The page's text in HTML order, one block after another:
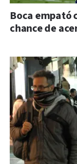
Boca empató
chance de